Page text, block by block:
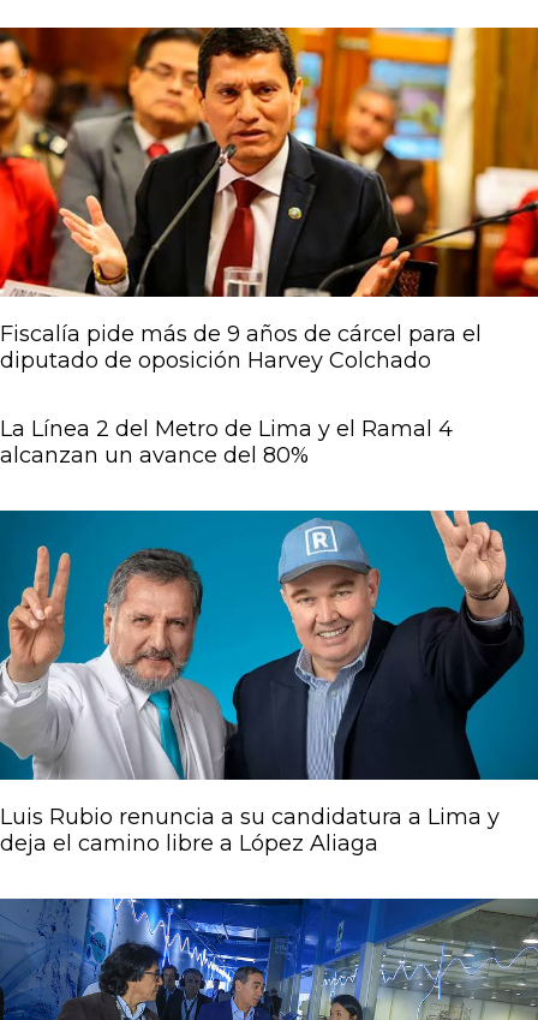
Fiscalía pide más de 9 años de cárcel para el
diputado de oposición Harvey Colchado
La Línea 2 del Metro de Lima y el Ramal 4
alcanzan un avance del 80%
Luis Rubio renuncia a su candidatura a Lima y
deja el camino libre a López Aliaga